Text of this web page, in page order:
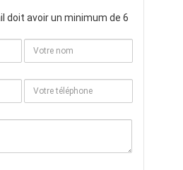
doit avoir un minimum de 6